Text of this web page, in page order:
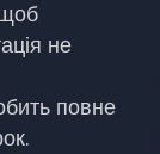
не
повне